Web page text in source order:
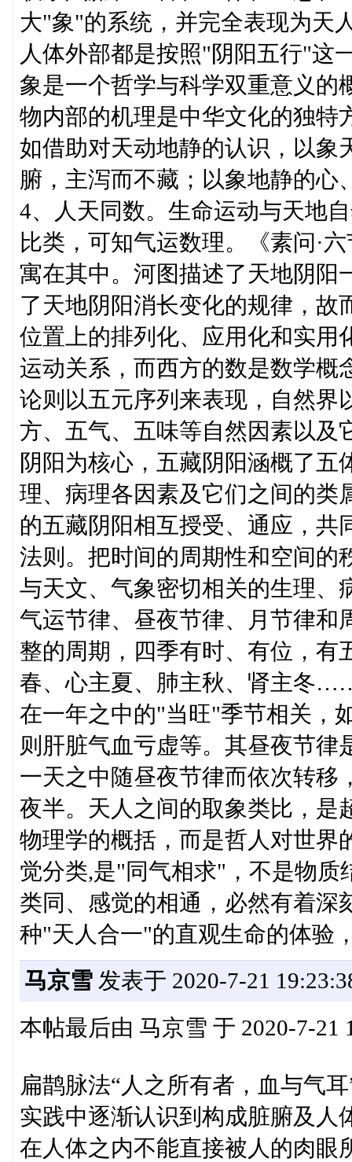
大"象"的系统，并完全表现为天
人体外部都是按照"阴阳五行"这
象是一个哲学与科学双重意义的
物内部的机理是中华文化的独特
如借助对天动地静的认识，以象
腑，主泻而不藏；以象地静的心
4、人天同数。生命运动与天地
比类，可知气运数理。《素问·
寓在其中。河图描述了天地阴阳
了天地阴阳消长变化的规律，故
位置上的排列化、应用化和实用
运动关系，而西方的数是数学概
论则以五元序列来表现，自然界
方、五气、五味等自然因素以及
阴阳为核心，五藏阴阳涵概了
理、病理各因素及它们之间的类
的五藏阴阳相互授受、通应，共
法则。把时间的周期性和空间的
与天文、气象密切相关的生理、
气运节律、昼夜节律、月节律和
整的周期，四季有时、有位，有
春、心主夏、肺主秋、肾主冬
在一年之中的"当旺"季节相关，
则肝脏气血亏虚等。其昼夜节律
一天之中随昼夜节律而依次转移
夜半。天人之间的取象类比，是
物理学的概括，而是哲人对世界
觉分类,是"同气相求"，不是物质
类同、感觉的相通，必然有着深
种"天人合一"的直观生命的体验
马京雪发表于 2020-7-21
本帖最后由 马京雪 于 2020-7-21
扁鹊脉法“人之所有者，血与气
实践中逐渐认识到构成脏腑及人
在人体之内不能直接被人的肉眼